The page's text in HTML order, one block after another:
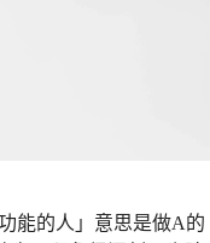
能的人」意思是做A的